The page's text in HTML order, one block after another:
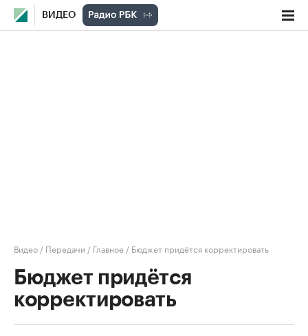
ВИДЕО
Видео / Передачи / Главное / Бюджет придётся корректировать
Бюджет придётся
корректировать